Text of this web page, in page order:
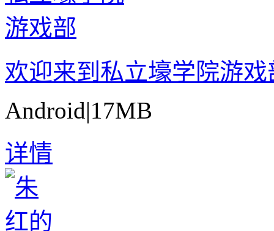
欢迎来到私立壕学院游戏
Android|17MB
详情